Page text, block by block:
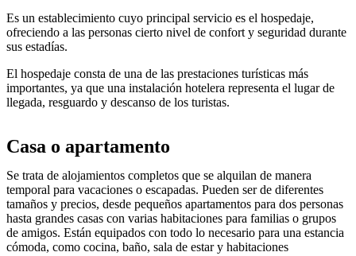
Es un establecimiento cuyo principal servicio es el hospedaje,
ofreciendo a las personas cierto nivel de confort y seguridad durante
sus estadías.
El hospedaje consta de una de las prestaciones turísticas más
importantes, ya que una instalación hotelera representa el lugar de
llegada, resguardo y descanso de los turistas.
Casa o apartamento
Se trata de alojamientos completos que se alquilan de manera
temporal para vacaciones o escapadas. Pueden ser de diferentes
tamaños y precios, desde pequeños apartamentos para dos personas
hasta grandes casas con varias habitaciones para familias o grupos
de amigos. Están equipados con todo lo necesario para una estancia
cómoda, como cocina, baño, sala de estar y habitaciones